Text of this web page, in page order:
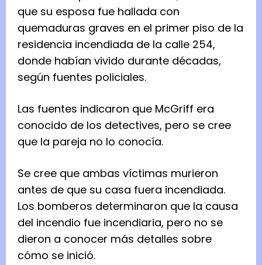
que su esposa fue hallada con
quemaduras graves en el primer piso de la
residencia incendiada de la calle 254,
donde habían vivido durante décadas,
según fuentes policiales.
Las fuentes indicaron que McGriff era
conocido de los detectives, pero se cree
que la pareja no lo conocía.
Se cree que ambas víctimas murieron
antes de que su casa fuera incendiada.
Los bomberos determinaron que la causa
del incendio fue incendiaria, pero no se
dieron a conocer más detalles sobre
cómo se inició.